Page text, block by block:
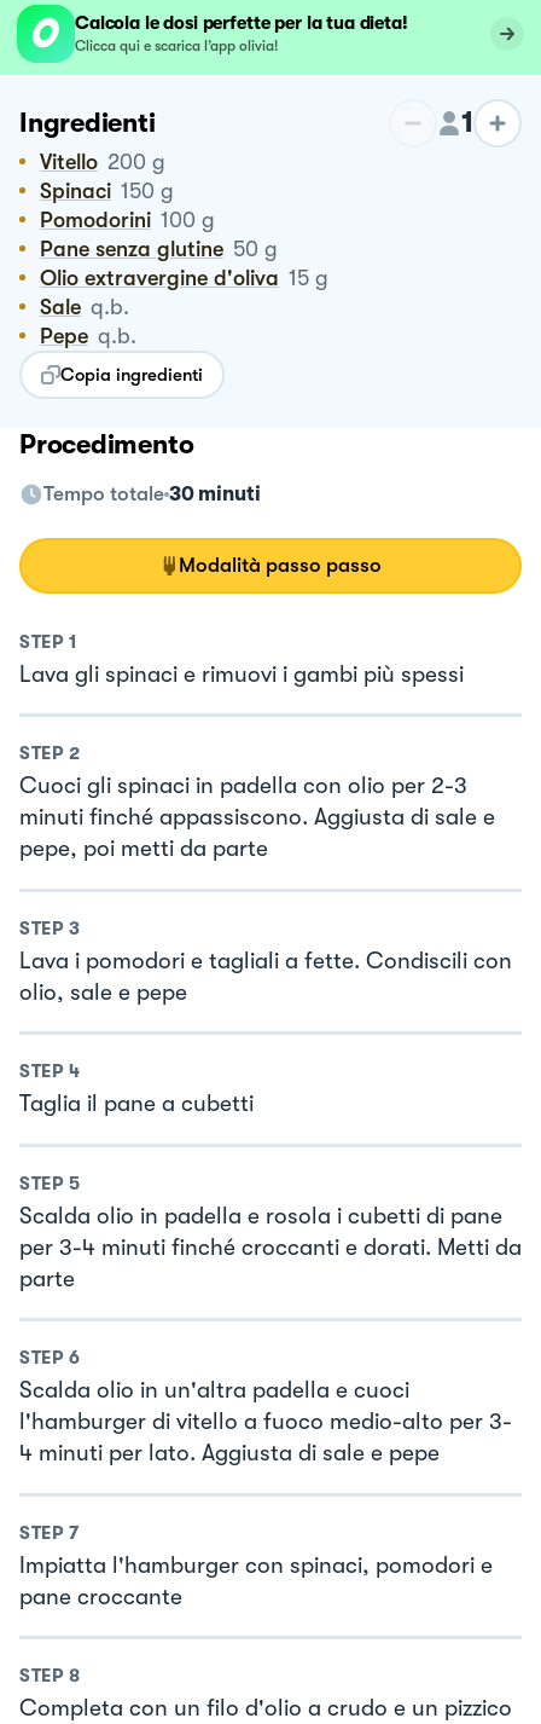
Calcola le dosi perfette per la tua dieta!
Clicca qui e scarica l’app olivia!
Ingredienti 1
Vitello 200 g
Spinaci 150 g
Pomodorini 100 g
Pane senza glutine 50 g
Olio extravergine d'oliva 15 g
Sale q.b.
Pepe q.b.
Copia ingredienti
Procedimento
Tempo totale 30 minuti
Modalità passo passo
STEP 1
Lava gli spinaci e rimuovi i gambi più spessi
STEP 2
Cuoci gli spinaci in padella con olio per 2-3
minuti finché appassiscono. Aggiusta di sale e
pepe, poi metti da parte
STEP 3
Lava i pomodori e tagliali a fette. Condiscili con
olio, sale e pepe
STEP 4
Taglia il pane a cubetti
STEP 5
Scalda olio in padella e rosola i cubetti di pane
per 3-4 minuti finché croccanti e dorati. Metti da
parte
STEP 6
Scalda olio in un'altra padella e cuoci
l'hamburger di vitello a fuoco medio-alto per 3-
4 minuti per lato. Aggiusta di sale e pepe
STEP 7
Impiatta l'hamburger con spinaci, pomodori e
pane croccante
STEP 8
Completa con un filo d'olio a crudo e un pizzico